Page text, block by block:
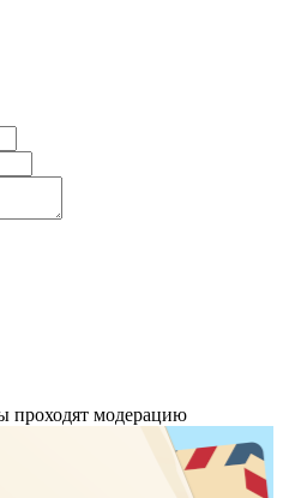
проходят модерацию